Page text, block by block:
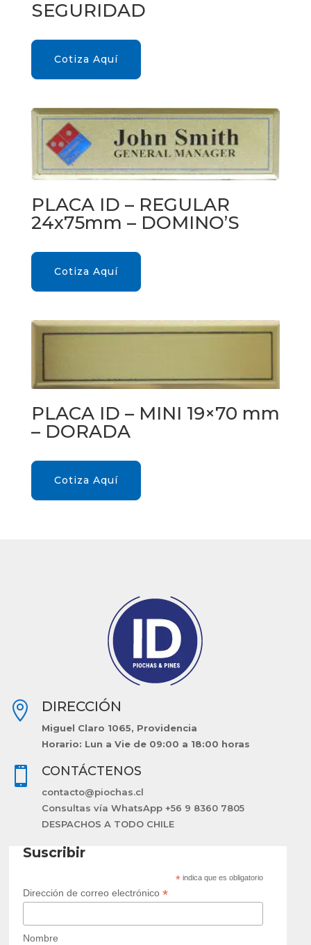
SEGURIDAD
Cotiza Aquí
PLACA ID – REGULAR
24x75mm – DOMINO’S
Cotiza Aquí
PLACA ID – MINI 19×70 mm
– DORADA
Cotiza Aquí
 DIRECCIÓN
Miguel Claro 1065, Providencia
Horario: Lun a Vie de 09:00 a 18:00 horas
 CONTÁCTENOS
contacto@piochas.cl
Consultas vía WhatsApp +56 9 8360 7805
DESPACHOS A TODO CHILE
Suscribir
* indica que es obligatorio
Dirección de correo electrónico*
Nombre